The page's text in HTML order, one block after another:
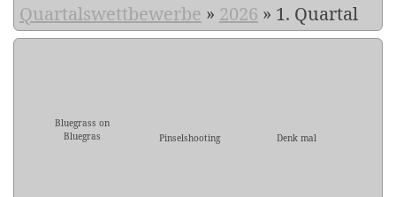
Quartalswettbewerbe » 2026 » 1. Quartal
Bluegrass on
Bluegras
Pinselshooting Denk mal